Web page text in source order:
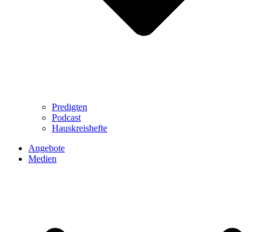
Predigten
Podcast
Hauskreishefte
Angebote
Medien